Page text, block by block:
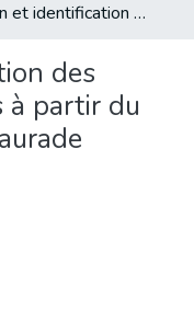
Extraction et identification des pigments caroténoïdes à partir du sang et du foie de la daurade royale Sparus aurata
des
à partir du